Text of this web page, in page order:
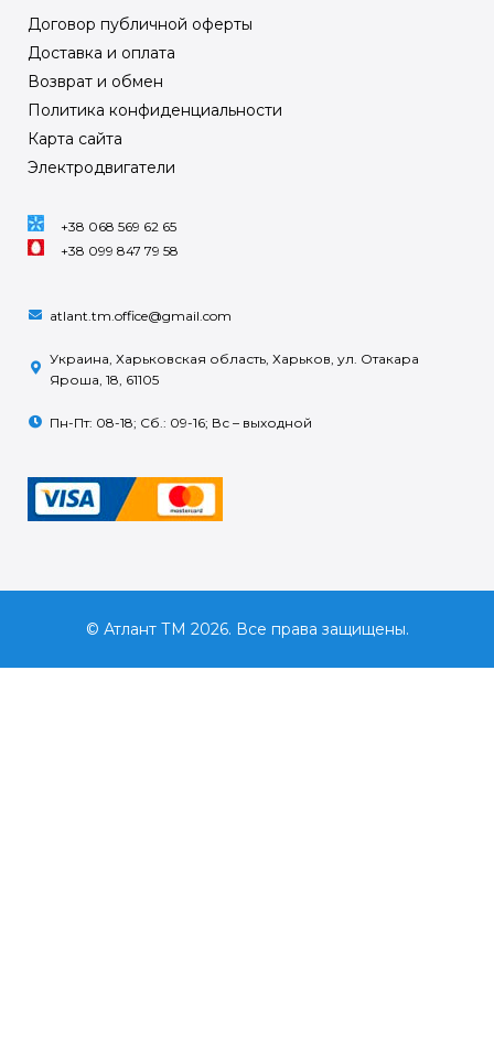
Договор публичной оферты
Доставка и оплата
Возврат и обмен
Политика конфиденциальности
Карта сайта
Электродвигатели
+38 068 569 62 65
+38 099 847 79 58
atlant.tm.office@gmail.com
Украина, Харьковская область, Харьков, ул. Отакара
Яроша, 18, 61105
Пн-Пт: 08-18; Сб.: 09-16; Вс – выходной
© Атлант ТМ 2026. Все права защищены.